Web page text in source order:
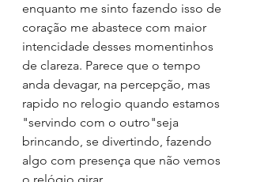
enquanto me sinto fazendo isso de
coração me abastece com maior
intencidade desses momentinhos
de clareza. Parece que o tempo
anda devagar, na percepção, mas
rapido no relogio quando estamos
"servindo com o outro"seja
brincando, se divertindo, fazendo
algo com presença que não vemos